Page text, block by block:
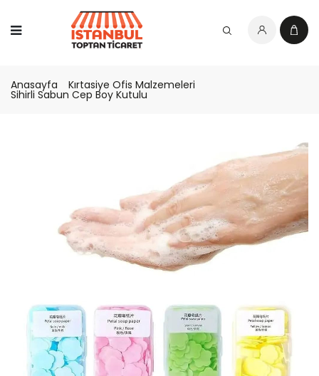
Anasayfa Kırtasiye Ofis Malzemeleri
Sihirli Sabun Cep Boy Kutulu